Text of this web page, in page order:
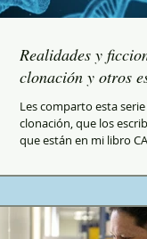
Realidades y
clonación y otros
Les comparto esta
clonación, que los
que están en mi libro